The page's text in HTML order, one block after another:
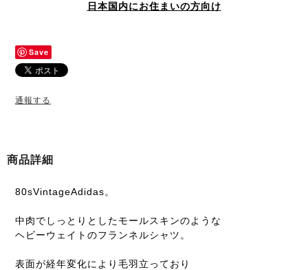
日本国内にお住まいの方向け
Save
通報する
商品詳細
80sVintageAdidas。
中肉でしっとりとしたモールスキンのような
ヘビーウェイトのフランネルシャツ。
表面が経年変化により毛羽立っており